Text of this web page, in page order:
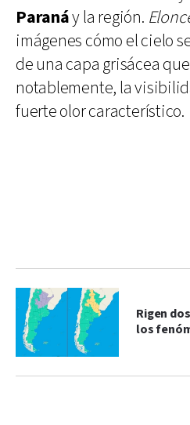
Paranáy la región.
imágenes cómo el cielo
de una capa grisácea
notablemente, la
fuerte olor característico.
Rigen
los